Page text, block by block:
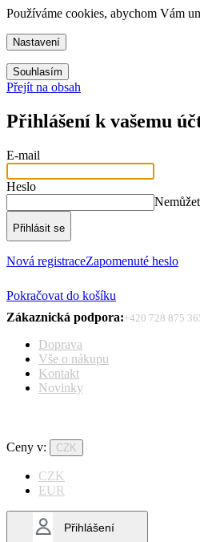
Používáme cookies, abychom Vám
Nastavení
Souhlasím
Přejít na obsah
Přihlášení k vašemu
E-mail
Heslo
Přihlásit se
Nová registraceZapomenuté heslo
Pokračovat do košíku
Zákaznická podpora:+420 728 875
Doprava
Vše o nákupu
Kontakt
Novinky
Ceny v: CZK
CZK
EUR
Přihlášení